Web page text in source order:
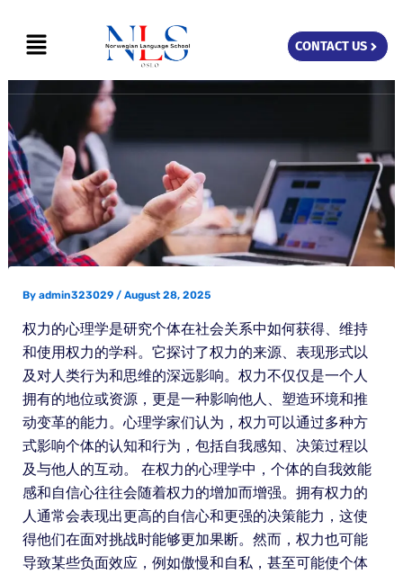
content
Menu CONTACT US
By admin323029 / August 28, 2025
权力的心理学是研究个体在社会关系中如何获得、维持
和使用权力的学科。它探讨了权力的来源、表现形式以
及对人类行为和思维的深远影响。权力不仅仅是一个人
拥有的地位或资源，更是一种影响他人、塑造环境和推
动变革的能力。心理学家们认为，权力可以通过多种方
式影响个体的认知和行为，包括自我感知、决策过程以
及与他人的互动。 在权力的心理学中，个体的自我效能
感和自信心往往会随着权力的增加而增强。拥有权力的
人通常会表现出更高的自信心和更强的决策能力，这使
得他们在面对挑战时能够更加果断。然而，权力也可能
导致某些负面效应，例如傲慢和自私，甚至可能使个体